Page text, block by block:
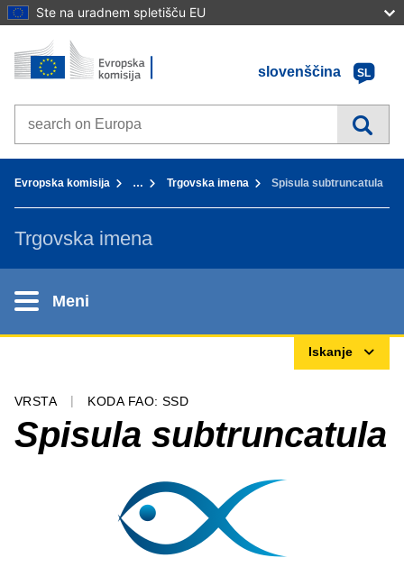
Ste na uradnem spletišču EU
Pojdi na vsebino
Domov - Evropska komisija
slovenščina
SL
Search on Europa websites
Evropska komisija … Trgovska imena Spisula subtruncatula
Trgovska imena
Meni
Iskanje
VRSTA KODA FAO: SSD
Spisula subtruncatula